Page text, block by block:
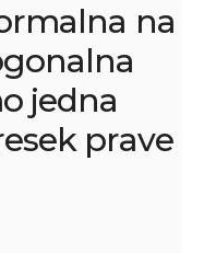
na
jedna
prave